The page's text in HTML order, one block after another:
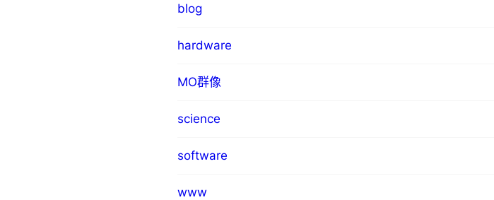
blog
hardware
MO群像
science
software
www